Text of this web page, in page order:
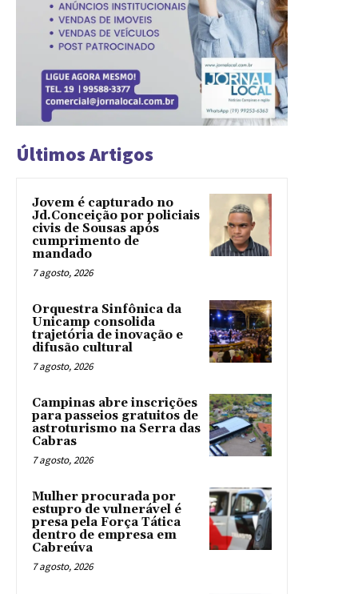
Últimos Artigos
Jovem é capturado no
Jd.Conceição por policiais
civis de Sousas após
cumprimento de
mandado
7 agosto, 2026
Orquestra Sinfônica da
Unicamp consolida
trajetória de inovação e
difusão cultural
7 agosto, 2026
Campinas abre inscrições
para passeios gratuitos de
astroturismo na Serra das
Cabras
7 agosto, 2026
Mulher procurada por
estupro de vulnerável é
presa pela Força Tática
dentro de empresa em
Cabreúva
7 agosto, 2026